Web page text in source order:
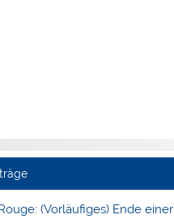
(Vorläufiges) Ende einer